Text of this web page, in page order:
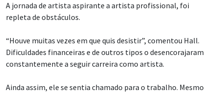
A jornada de artista aspirante a artista profissional, foi
repleta de obstáculos.
“Houve muitas vezes em que quis desistir”, comentou Hall.
Dificuldades financeiras e de outros tipos o desencorajaram
constantemente a seguir carreira como artista.
Ainda assim, ele se sentia chamado para o trabalho. Mesmo